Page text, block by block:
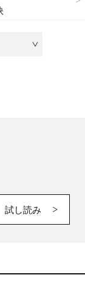
試し読み